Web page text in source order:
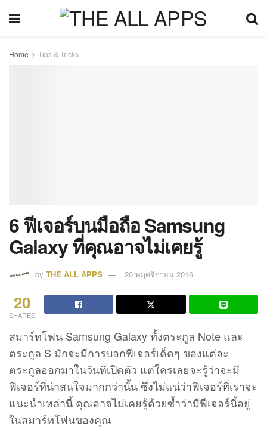
Home Tips & Tricks
6 ฟีเจอร์บนมือถือ Samsung
Galaxy ที่คุณอาจไม่เคยรู้
by THE ALL APPS 20 พฤศจิกายน 2016
20
SHARES
สมาร์ทโฟน Samsung Galaxy ทั้งตระกูล Note และ
ตระกูล S มักจะมีการบอกฟีเจอร์เด็ดๆ ของแต่ละ
ตระกูลออกมาในวันที่เปิดตัว แต่ใครเลยจะรู้ว่าจะมี
ฟีเจอร์ที่น่าสนใจมากกว่านั้น ซึ่งไม่แน่ว่าฟีเจอร์ที่เราจะ
แนะนำเหล่านี้ คุณอาจไม่เคยรู้ด้วยซ้ำว่ามีฟีเจอร์นี้อยู่
ในสมาร์ทโฟนของคุณ